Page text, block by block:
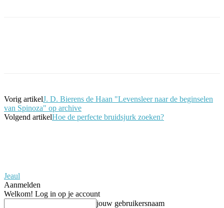
Vorig artikelJ. D. Bierens de Haan "Levensleer naar de beginselen
van Spinoza" op archive
Volgend artikelHoe de perfecte bruidsjurk zoeken?
Jeaul
Aanmelden
Welkom! Log in op je account
jouw gebruikersnaam